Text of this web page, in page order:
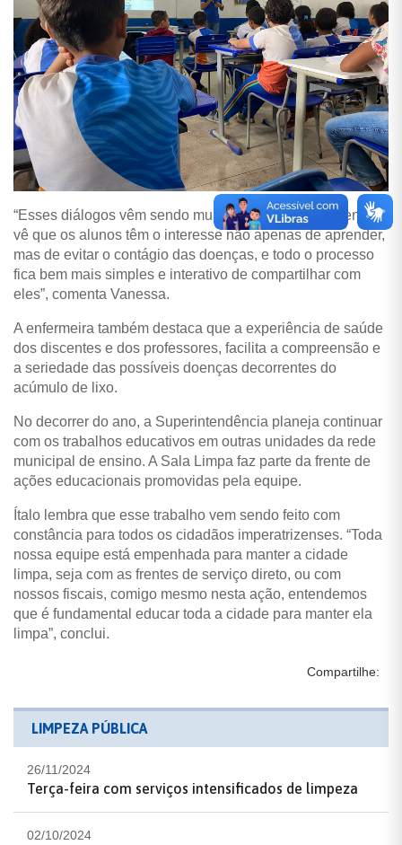
“Esses diálogos vêm sendo muito interessantes, a gente
vê que os alunos têm o interesse não apenas de aprender,
mas de evitar o contágio das doenças, e todo o processo
fica bem mais simples e interativo de compartilhar com
eles”, comenta Vanessa.
A enfermeira também destaca que a experiência de saúde
dos discentes e dos professores, facilita a compreensão e
a seriedade das possíveis doenças decorrentes do
acúmulo de lixo.
No decorrer do ano, a Superintendência planeja continuar
com os trabalhos educativos em outras unidades da rede
municipal de ensino. A Sala Limpa faz parte da frente de
ações educacionais promovidas pela equipe.
Ítalo lembra que esse trabalho vem sendo feito com
constância para todos os cidadãos imperatrizenses. “Toda
nossa equipe está empenhada para manter a cidade
limpa, seja com as frentes de serviço direto, ou com
nossos fiscais, comigo mesmo nesta ação, entendemos
que é fundamental educar toda a cidade para manter ela
limpa”, conclui.
Compartilhe:
LIMPEZA PÚBLICA
26/11/2024
Terça-feira com serviços intensificados de limpeza
02/10/2024